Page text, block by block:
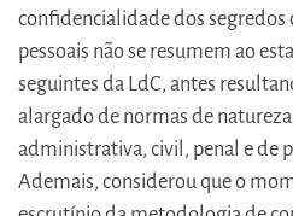
confidencialidade dos segredos
pessoais não se resumem ao
seguintes da LdC, antes
alargado de normas de
administrativa, civil, penal e de
Ademais, considerou que o